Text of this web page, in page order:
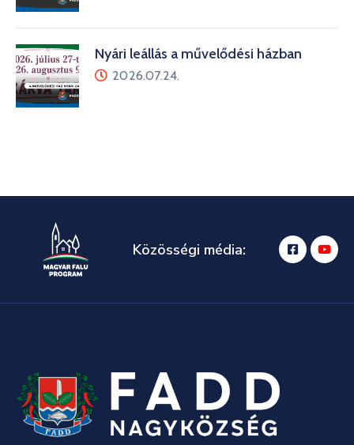
Nyári leállás a művelődési házban
2026.07.24.
Közösségi média: